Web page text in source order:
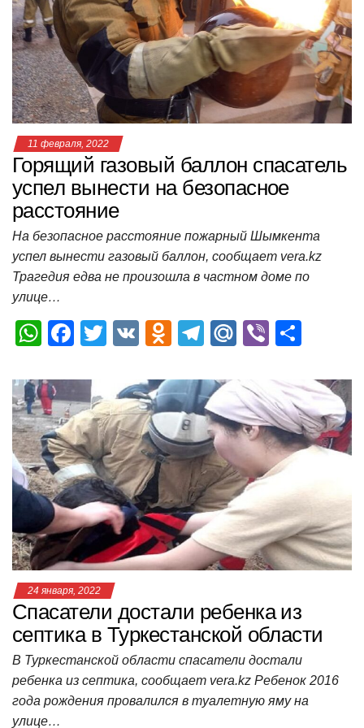
p
p
o
o
k
a
ss
ni
ki
m
и
т
ь
11 февраля, 2022
Горящий газовый баллон спасатель
успел вынести на безопасное
расстояние
На безопасное расстояние пожарный Шымкента
успел вынести газовый баллон, сообщает vera.kz
Трагедия едва не произошла в частном доме по
улице…
W
at
s
A
p
p
F
c
e
b
o
o
k
T
tt
er
V
O
n
o
kl
a
ss
ni
ki
T
e
gr
a
m
M
.R
u
Vi
er п
р
а
и
т
ь
24 января, 2022
Спасатели достали ребенка из
септика в Туркестанской области
В Туркестанской области спасатели достали
ребенка из септика, сообщает vera.kz Ребенок 2016
года рождения провалился в туалетную яму на
улице…